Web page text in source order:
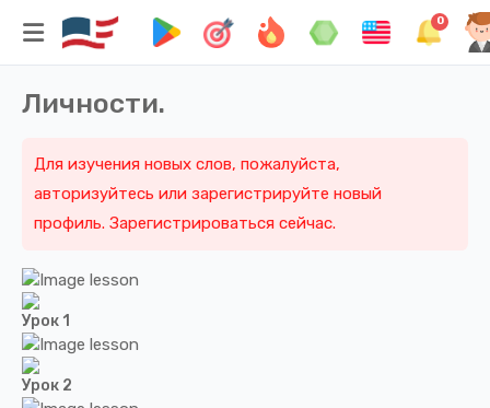
0
Личности.
Для изучения новых слов, пожалуйста,
авторизуйтесь или зарегистрируйте новый
профиль. Зарегистрироваться сейчас.
Урок 1
Урок 2